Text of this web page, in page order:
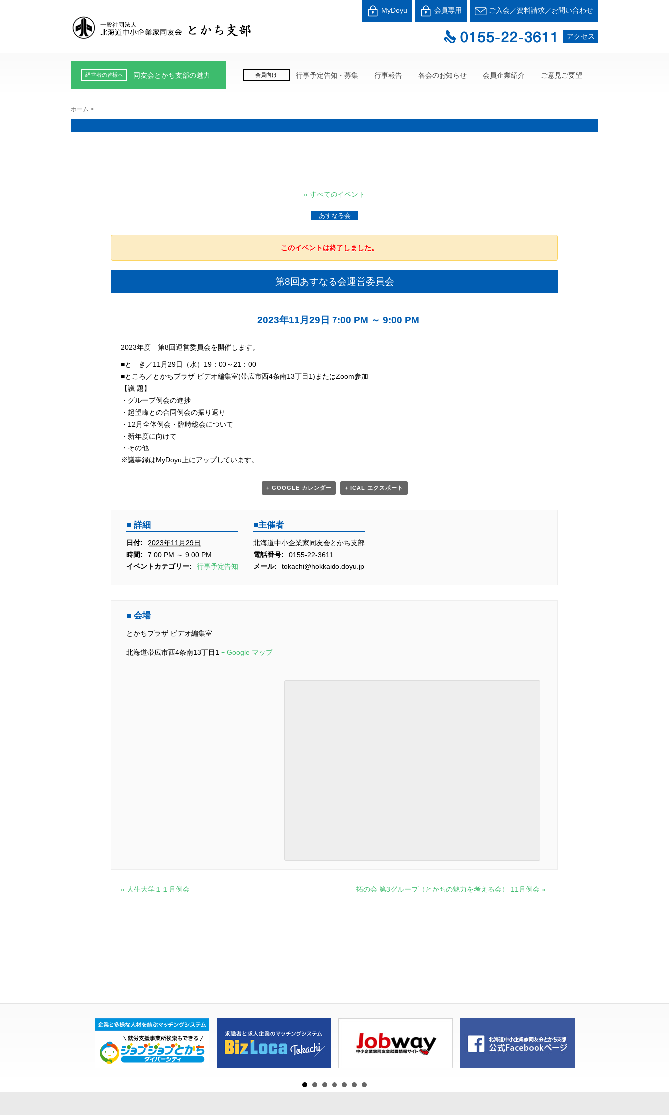
北海道中小企業家同友会とかち支部
良い会社、良い経営者、よい経営環境づくりを目指して・・・人が輝く21世紀を創ろう！
MyDoyu 会員専用 ご入会／資料請求／お問い合わせ
アクセス
経営者の皆様へ 同友会とかち支部の魅力 会員向け 行事予定告知・募集 行事報告 各会のお知らせ 会員企業紹介 ご意見ご要望
ホーム >
« すべてのイベント
あすなる会
このイベントは終了しました。
第8回あすなる会運営委員会
2023年11月29日 7:00 PM ～ 9:00 PM
イ
ン
ト
ナ
ビ
ゲ
ー
シ
ョ
2023年度 第8回運営委員会を開催します。
■と き／11月29日（水）19：00～21：00
■ところ／とかちプラザ ビデオ編集室(帯広市西4条南13丁目1)またはZoom参加
【議 題】
・グループ例会の進捗
・起望峰との合同例会の振り返り
・12月全体例会・臨時総会について
・新年度に向けて
・その他
※議事録はMyDoyu上にアップしています。
+ GOOGLE カレンダー + ICAL エクスポート
詳細
日付:
2023年11月29日
時間:
7:00 PM ～ 9:00 PM
イベントカテゴリー:
行事予定告知
主催者
北海道中小企業家同友会とかち支部
電話番号:
0155-22-3611
メール:
tokachi@hokkaido.doyu.jp
会場
とかちプラザ ビデオ編集室
北海道帯広市西4条南13丁目1 + Google マップ
イ
ョ
ン
« 人生大学１１月例会 拓の会 第3グループ（とかちの魅力を考える会） 11月例会 »